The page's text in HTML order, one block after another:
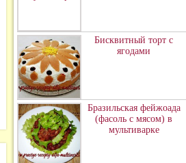
Бисквитный торт с
ягодами
Бразильская фейжоада
(фасоль с мясом) в
мультиварке